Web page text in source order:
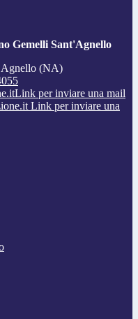
Gemelli Sant'Agnello
Agnello (NA)
Link per inviare una mail
Link per inviare una